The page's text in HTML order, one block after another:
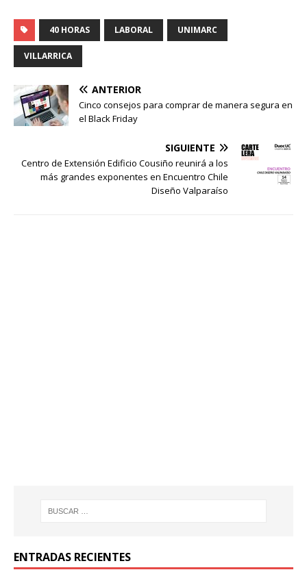
40 HORAS LABORAL UNIMARC
VILLARRICA
ANTERIOR
Cinco consejos para comprar de manera segura en
el Black Friday
SIGUIENTE
Centro de Extensión Edificio Cousiño reunirá a los
más grandes exponentes en Encuentro Chile
Diseño Valparaíso
ENTRADAS RECIENTES